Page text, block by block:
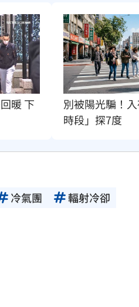
暖 下
別被陽光騙！
時段」探7度
冷氣團 輻射冷卻